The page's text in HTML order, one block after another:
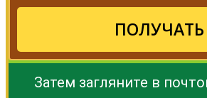
ПОЛУЧАТЬ
Затем загляните в